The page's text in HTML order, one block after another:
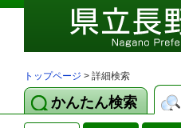
トップページ > 詳細検索
かんたん検索